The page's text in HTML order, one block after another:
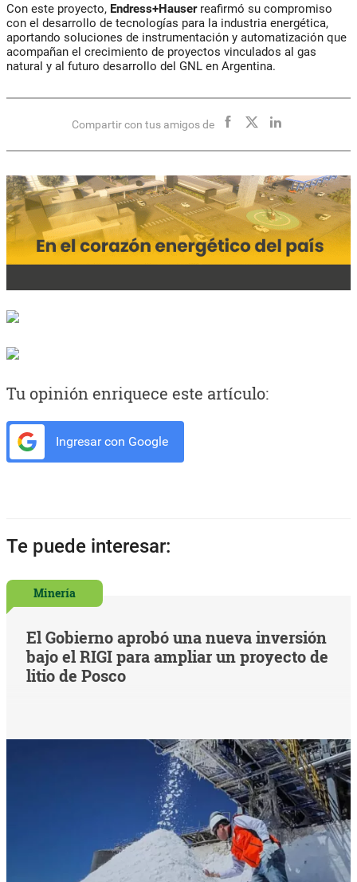
Con este proyecto, Endress+Hauserreafirmó su compromiso
con el desarrollo de tecnologías para la industria energética,
aportando soluciones de instrumentación y automatización que
acompañan el crecimiento de proyectos vinculados al gas
natural y al futuro desarrollo del GNL en Argentina.
Compartir con tus amigos de
Tu opinión enriquece este artículo:
Ingresar con Google
Te puede interesar:
Minería
El Gobierno aprobó una nueva inversión
bajo el RIGI para ampliar un proyecto de
litio de Posco